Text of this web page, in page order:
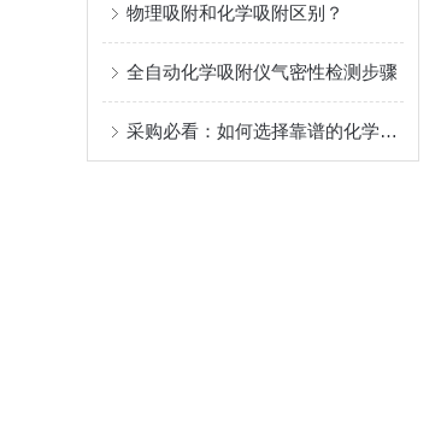
物理吸附和化学吸附区别？
全自动化学吸附仪气密性检测步骤
采购必看：如何选择靠谱的化学吸附仪生产厂家？贝士德案例参考